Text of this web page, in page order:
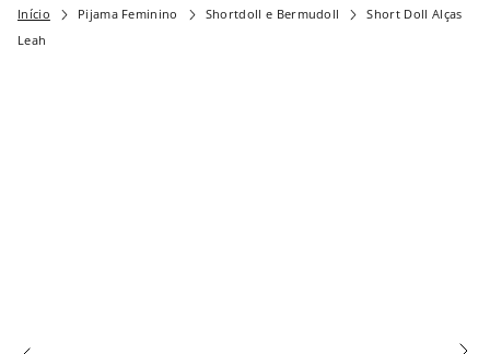
Pijama Feminino Shortdoll e Bermudoll
Short Doll Alças
Leah
Termos mais buscados